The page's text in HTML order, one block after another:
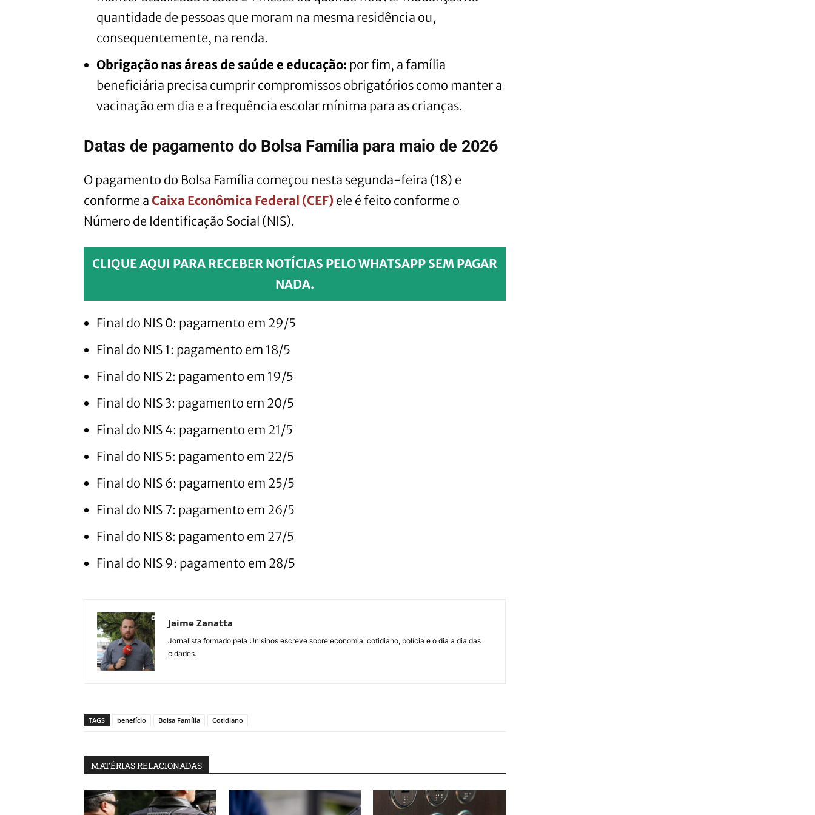
quantidade de pessoas que moram na mesma residência ou,
consequentemente, na renda.
Obrigação nas áreas de saúde e educação: por fim, a família
beneficiária precisa cumprir compromissos obrigatórios como manter a
vacinação em dia e a frequência escolar mínima para as crianças.
Datas de pagamento do Bolsa Família para maio de 2026
O pagamento do Bolsa Família começou nesta segunda-feira (18) e
conforme a Caixa Econômica Federal (CEF) ele é feito conforme o
Número de Identificação Social (NIS).
CLIQUE AQUI PARA RECEBER NOTÍCIAS PELO WHATSAPP SEM PAGAR
NADA.
Final do NIS 0: pagamento em 29/5
Final do NIS 1: pagamento em 18/5
Final do NIS 2: pagamento em 19/5
Final do NIS 3: pagamento em 20/5
Final do NIS 4: pagamento em 21/5
Final do NIS 5: pagamento em 22/5
Final do NIS 6: pagamento em 25/5
Final do NIS 7: pagamento em 26/5
Final do NIS 8: pagamento em 27/5
Final do NIS 9: pagamento em 28/5
Jaime Zanatta
Jornalista formado pela Unisinos escreve sobre economia, cotidiano, polícia e o dia a dia das
cidades.
TAGS benefício Bolsa Família Cotidiano
MATÉRIAS RELACIONADAS